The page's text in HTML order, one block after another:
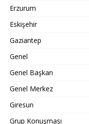
Erzurum
Eskişehir
Gaziantep
Genel
Genel Başkan
Genel Merkez
Giresun
Grup Konuşması